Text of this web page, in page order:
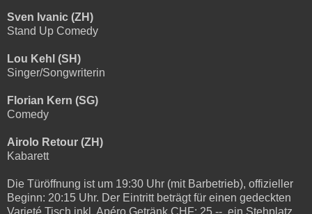
Sven Ivanic (ZH)
Stand Up Comedy
Lou Kehl (SH)
Singer/Songwriterin
Florian Kern (SG)
Comedy
Airolo Retour (ZH)
Kabarett
Die Türöffnung ist um 19:30 Uhr (mit Barbetrieb), offizieller
Beginn: 20:15 Uhr. Der Eintritt beträgt für einen gedeckten